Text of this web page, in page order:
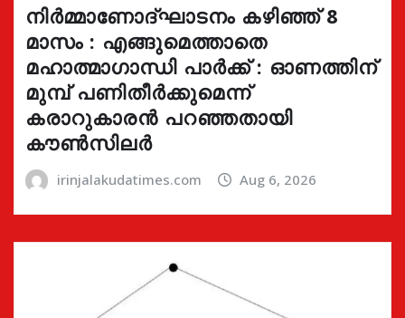
നിർമ്മാണോദ്ഘാടനം കഴിഞ്ഞ് 8
മാസം : എങ്ങുമെത്താതെ
മഹാത്മാഗാന്ധി പാർക്ക് : ഓണത്തിന്
മുമ്പ് പണിതീർക്കുമെന്ന്
കരാറുകാരൻ പറഞ്ഞതായി
കൗൺസിലർ
irinjalakudatimes.com Aug 6, 2026